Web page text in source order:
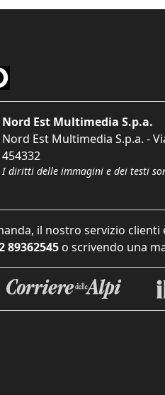
Nord Est Multimedia S.p.a.
Nord Est Multimedia S.p.a. -
454332
I diritti delle immagini e dei testi
il nostro servizio
89362545 o scrivendo una